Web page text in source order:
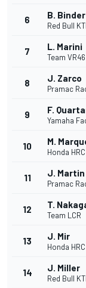
6 B. Binder
Red Bull
7 L. Marini
Team VR46
8 J. Zarco
Pramac
9 F.
Yamaha
10 M.
Honda HRC
11 J. Martin
Pramac
12 T.
Team LCR
13 J. Mir
Honda HRC
14 J. Miller
Red Bull